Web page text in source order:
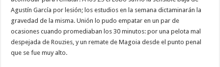
Agustín García por lesión; los estudios en la semana dictaminarán la
gravedad de la misma. Unión lo pudo empatar en un par de
ocasiones cuando promediaban los 30 minutos: por una pelota mal
despejada de Rouzies, y un remate de Magoia desde el punto penal
que se fue muy alto.